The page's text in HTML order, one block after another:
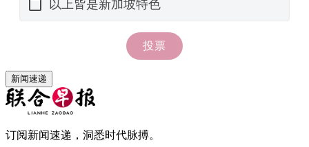
新闻速递
订阅新闻速递，洞悉时代脉搏。